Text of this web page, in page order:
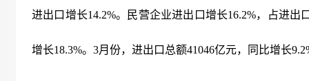
进出口增长14.2%。民营企业进出口增长16.2%，占进出
增长18.3%。 3月份，进出口总额41046亿元，同比增长